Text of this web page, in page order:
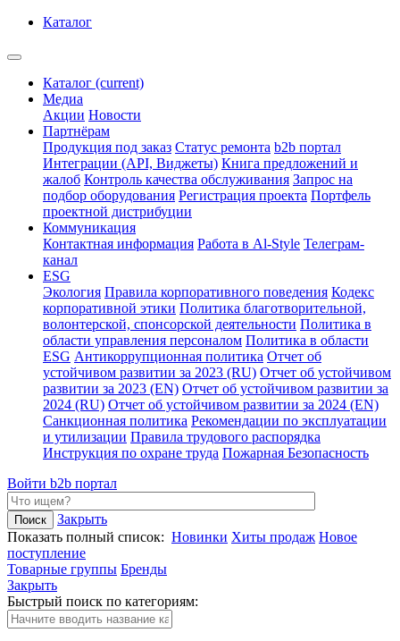
Каталог
Каталог (current)
Медиа
Акции Новости
Партнёрам
Продукция под заказ Статус ремонта b2b портал
Интеграции (API, Виджеты) Книга предложений и
жалоб Контроль качества обслуживания Запрос на
подбор оборудования Регистрация проекта Портфель
проектной дистрибуции
Коммуникация
Контактная информация Работа в Al-Style Телеграм-
канал
ESG
Экология Правила корпоративного поведения Кодекс
корпоративной этики Политика благотворительной,
волонтерской, спонсорской деятельности Политика в
области управления персоналом Политика в области
ESG Антикоррупционная политика Отчет об
устойчивом развитии за 2023 (RU) Отчет об устойчивом
развитии за 2023 (EN) Отчет об устойчивом развитии за
2024 (RU) Отчет об устойчивом развитии за 2024 (EN)
Санкционная политика Рекомендации по эксплуатации
и утилизации Правила трудового распорядка
Инструкция по охране труда Пожарная Безопасность
Войти b2b портал
Закрыть
Показать полный список: Новинки Хиты продаж Новое
поступление
Товарные группы Бренды
Закрыть
Быстрый поиск по категориям: